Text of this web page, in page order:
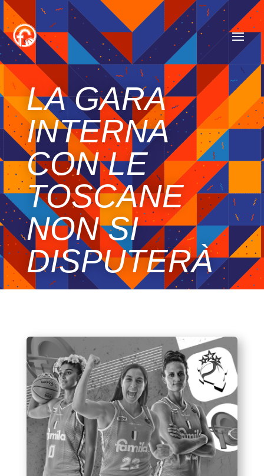
LA GARA
INTERNA
CON LE
TOSCANE
NON SI
DISPUTERÀ